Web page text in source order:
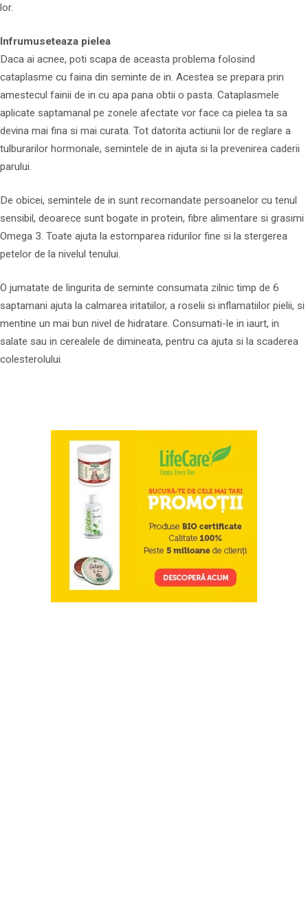
lor.
Infrumuseteaza pielea
Daca ai acnee, poti scapa de aceasta problema folosind
cataplasme cu faina din seminte de in. Acestea se prepara prin
amestecul fainii de in cu apa pana obtii o pasta. Cataplasmele
aplicate saptamanal pe zonele afectate vor face ca pielea ta sa
devina mai fina si mai curata. Tot datorita actiunii lor de reglare a
tulburarilor hormonale, semintele de in ajuta si la prevenirea caderii
parului.
De obicei, semintele de in sunt recomandate persoanelor cu tenul
sensibil, deoarece sunt bogate in protein, fibre alimentare si grasimi
Omega 3. Toate ajuta la estomparea ridurilor fine si la stergerea
petelor de la nivelul tenului.
O jumatate de lingurita de seminte consumata zilnic timp de 6
saptamani ajuta la calmarea iritatiilor, a roselii si inflamatiilor pielii, si
mentine un mai bun nivel de hidratare. Consumati-le in iaurt, in
salate sau in cerealele de dimineata, pentru ca ajuta si la scaderea
colesterolului.